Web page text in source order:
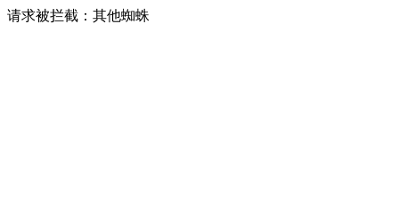
请求被拦截：其他蜘蛛